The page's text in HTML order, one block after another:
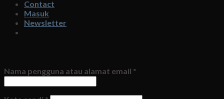
Contact
Masuk
Newsletter
Nama pengguna atau alamat email *